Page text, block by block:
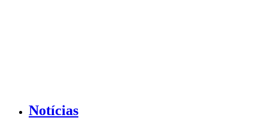
Notícias